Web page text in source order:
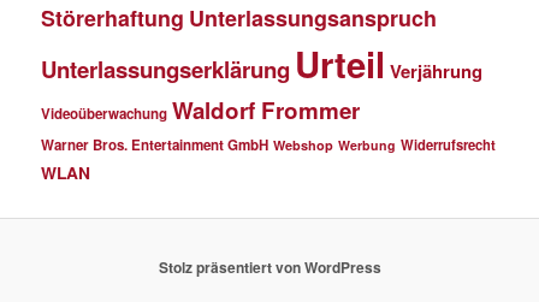
Störerhaftung Unterlassungsanspruch
Unterlassungserklärung Urteil Verjährung
Videoüberwachung Waldorf Frommer
Warner Bros. Entertainment GmbH Webshop Werbung Widerrufsrecht
WLAN
Stolz präsentiert von WordPress